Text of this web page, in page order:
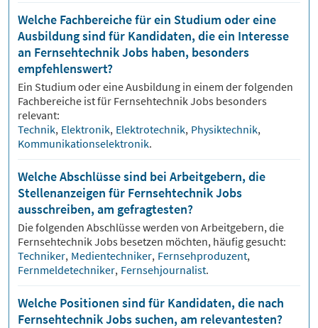
Welche Fachbereiche für ein Studium oder eine
Ausbildung sind für Kandidaten, die ein Interesse
an Fernsehtechnik Jobs haben, besonders
empfehlenswert?
Ein Studium oder eine Ausbildung in einem der folgenden
Fachbereiche ist für Fernsehtechnik Jobs besonders
relevant:
Technik, Elektronik, Elektrotechnik, Physiktechnik,
Kommunikationselektronik.
Welche Abschlüsse sind bei Arbeitgebern, die
Stellenanzeigen für Fernsehtechnik Jobs
ausschreiben, am gefragtesten?
Die folgenden Abschlüsse werden von Arbeitgebern, die
Fernsehtechnik Jobs besetzen möchten, häufig gesucht:
Techniker, Medientechniker, Fernsehproduzent,
Fernmeldetechniker, Fernsehjournalist.
Welche Positionen sind für Kandidaten, die nach
Fernsehtechnik Jobs suchen, am relevantesten?